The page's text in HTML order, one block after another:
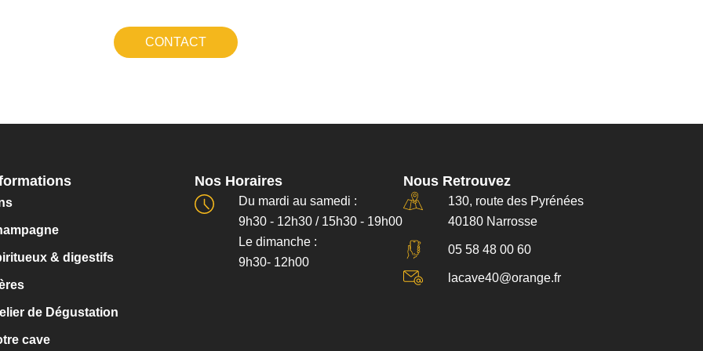
CONTACT
& digestifs
de Dégustation
cave
Nos Horaires
Du mardi au samedi :
9h30 - 12h30 / 15h30 - 19h00
Le dimanche :
9h30- 12h00
Nous Retrouvez
130, route des Pyrénées
40180 Narrosse
05 58 48 00 60
lacave40@orange.fr